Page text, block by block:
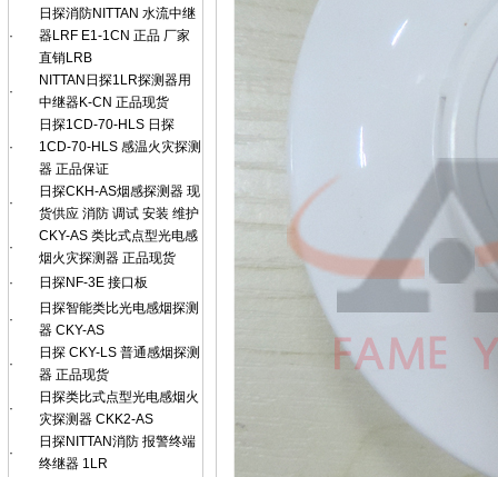
·
日探消防NITTAN 水流中继
器LRF E1-1CN 正品 厂家
直销LRB
·
NITTAN日探1LR探测器用
中继器K-CN 正品现货
·
日探1CD-70-HLS 日探
1CD-70-HLS 感温火灾探测
器 正品保证
·
日探CKH-AS烟感探测器 现
货供应 消防 调试 安装 维护
·
CKY-AS 类比式点型光电感
烟火灾探测器 正品现货
·
日探NF-3E 接口板
·
日探智能类比光电感烟探测
器 CKY-AS
·
日探 CKY-LS 普通感烟探测
器 正品现货
·
日探类比式点型光电感烟火
灾探测器 CKK2-AS
·
日探NITTAN消防 报警终端
终继器 1LR